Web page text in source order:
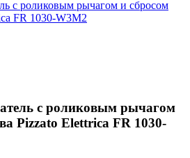
с роликовым рычагом
Pizzato Elettrica FR 1030-